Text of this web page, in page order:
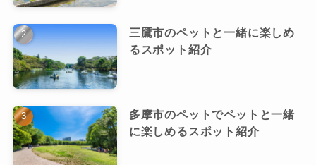
三鷹市のペットと一緒に楽しめ
るスポット紹介
多摩市のペットでペットと一緒
に楽しめるスポット紹介